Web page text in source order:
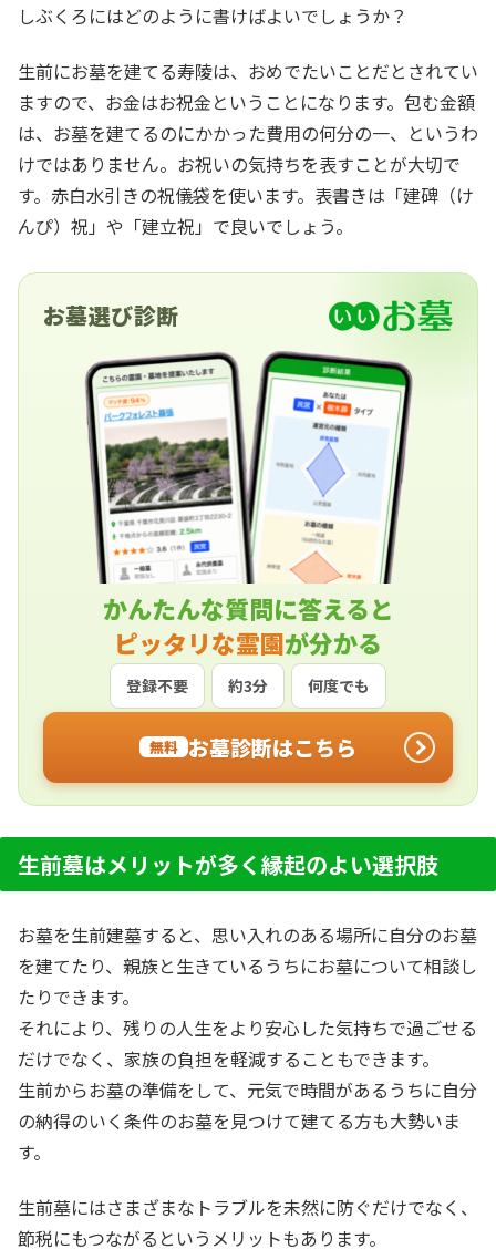
しぶくろにはどのように書けばよいでしょうか？
生前にお墓を建てる寿陵は、おめでたいことだとされてい
ますので、お金はお祝金ということになります。包む金額
は、お墓を建てるのにかかった費用の何分の一、というわ
けではありません。お祝いの気持ちを表すことが大切で
す。赤白水引きの祝儀袋を使います。表書きは「建碑（け
んぴ）祝」や「建立祝」で良いでしょう。
お墓選び診断
かんたんな質問に答えると
ピッタリな霊園が分かる
登録不要 約3分 何度でも
無料 お墓診断はこちら
生前墓はメリットが多く縁起のよい選択肢
お墓を生前建墓すると、思い入れのある場所に自分のお墓
を建てたり、親族と生きているうちにお墓について相談し
たりできます。
それにより、残りの人生をより安心した気持ちで過ごせる
だけでなく、家族の負担を軽減することもできます。
生前からお墓の準備をして、元気で時間があるうちに自分
の納得のいく条件のお墓を見つけて建てる方も大勢いま
す。
生前墓にはさまざまなトラブルを未然に防ぐだけでなく、
節税にもつながるというメリットもあります。